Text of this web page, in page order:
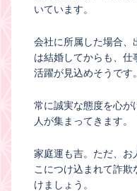
いています。
会社に所属した場合、
は結婚してからも、仕
活躍が見込めそうです。
常に誠実な態度を心が
人が集まってきます。
家庭運も吉。ただ、お
こにつけ込まれて詐
けましょう。